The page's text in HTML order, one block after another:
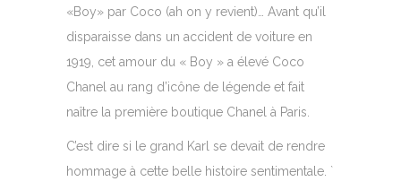
«Boy» par Coco (ah on y revient)… Avant qu’il
disparaisse dans un accident de voiture en
1919, cet amour du « Boy » a élevé Coco
Chanel au rang d’icône de légende et fait
naître la première boutique Chanel à Paris.
C’est dire si le grand Karl se devait de rendre
hommage à cette belle histoire sentimentale. `